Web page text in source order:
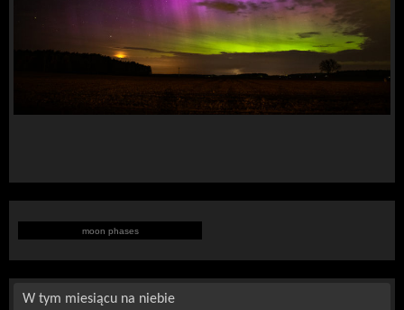
moon phases
W tym miesiącu na niebie